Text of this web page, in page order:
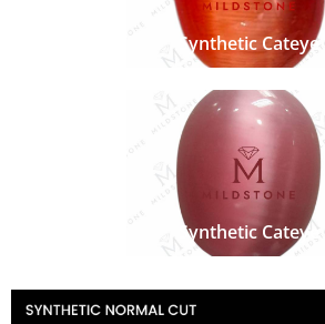
Synthetic Cateye
Synthetic Cateye